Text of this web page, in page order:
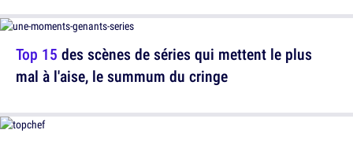
Top 15 des scènes de séries qui mettent le plus
mal à l'aise, le summum du cringe